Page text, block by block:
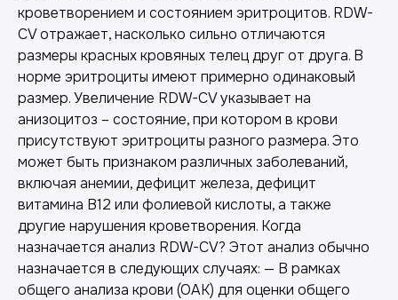
кроветворением и состоянием эритроцитов. RDW-
CV отражает, насколько сильно отличаются
размеры красных кровяных телец друг от друга. В
норме эритроциты имеют примерно одинаковый
размер. Увеличение RDW-CV указывает на
анизоцитоз – состояние, при котором в крови
присутствуют эритроциты разного размера. Это
может быть признаком различных заболеваний,
включая анемии, дефицит железа, дефицит
витамина B12 или фолиевой кислоты, а также
другие нарушения кроветворения. Когда
назначается анализ RDW-CV? Этот анализ обычно
назначается в следующих случаях: — В рамках
общего анализа крови (ОАК) для оценки общего